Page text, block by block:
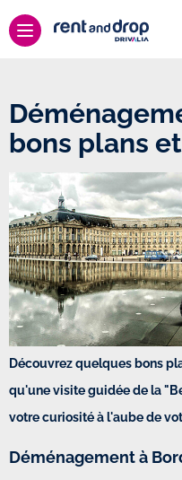
bons plans
Découvrez quelques bons
qu'une visite guidée de la
votre curiosité à l'aube de
Déménagement à